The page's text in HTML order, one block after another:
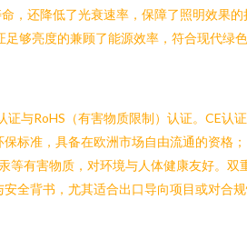
，还降低了光衰速率，保障了照明效果的
够亮度的兼顾了能源效率，符合现代绿
证与RoHS（有害物质限制）认证。CE认
标准，具备在欧洲市场自由流通的资格；
等有害物质，对环境与人体健康友好。双
全背书，尤其适合出口导向项目或对合